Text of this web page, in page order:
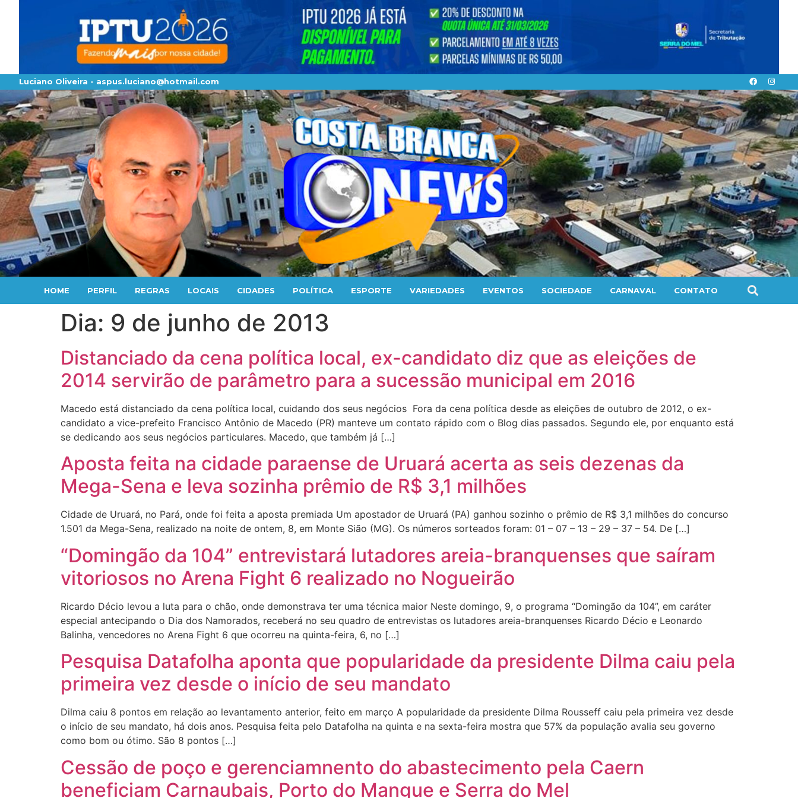
Luciano Oliveira - aspus.luciano@hotmail.com
HOME PERFIL REGRAS LOCAIS CIDADES POLÍTICA ESPORTE VARIEDADES EVENTOS SOCIEDADE CARNAVAL CONTATO
Dia: 9 de junho de 2013
Distanciado da cena política local, ex-candidato diz que as eleições de
2014 servirão de parâmetro para a sucessão municipal em 2016
Macedo está distanciado da cena política local, cuidando dos seus negócios Fora da cena política desde as eleições de outubro de 2012, o ex-
candidato a vice-prefeito Francisco Antônio de Macedo (PR) manteve um contato rápido com o Blog dias passados. Segundo ele, por enquanto está
se dedicando aos seus negócios particulares. Macedo, que também já […]
Aposta feita na cidade paraense de Uruará acerta as seis dezenas da
Mega-Sena e leva sozinha prêmio de R$ 3,1 milhões
Cidade de Uruará, no Pará, onde foi feita a aposta premiada Um apostador de Uruará (PA) ganhou sozinho o prêmio de R$ 3,1 milhões do concurso
1.501 da Mega-Sena, realizado na noite de ontem, 8, em Monte Sião (MG). Os números sorteados foram: 01 – 07 – 13 – 29 – 37 – 54. De […]
“Domingão da 104” entrevistará lutadores areia-branquenses que saíram
vitoriosos no Arena Fight 6 realizado no Nogueirão
Ricardo Décio levou a luta para o chão, onde demonstrava ter uma técnica maior Neste domingo, 9, o programa “Domingão da 104”, em caráter
especial antecipando o Dia dos Namorados, receberá no seu quadro de entrevistas os lutadores areia-branquenses Ricardo Décio e Leonardo
Balinha, vencedores no Arena Fight 6 que ocorreu na quinta-feira, 6, no […]
Pesquisa Datafolha aponta que popularidade da presidente Dilma caiu pela
primeira vez desde o início de seu mandato
Dilma caiu 8 pontos em relação ao levantamento anterior, feito em março A popularidade da presidente Dilma Rousseff caiu pela primeira vez desde
o início de seu mandato, há dois anos. Pesquisa feita pelo Datafolha na quinta e na sexta-feira mostra que 57% da população avalia seu governo
como bom ou ótimo. São 8 pontos […]
Cessão de poço e gerenciamnento do abastecimento pela Caern
beneficiam Carnaubais, Porto do Mangue e Serra do Mel